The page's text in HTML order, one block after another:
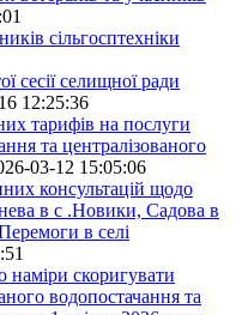
сільгосптехніки
сесії селищної ради
12:25:36
тарифів на послуги
та централізованого
03-12 15:05:06
консультацій щодо
в с .Новики, Садова в
в селі
наміри скоригувати
водопостачання та